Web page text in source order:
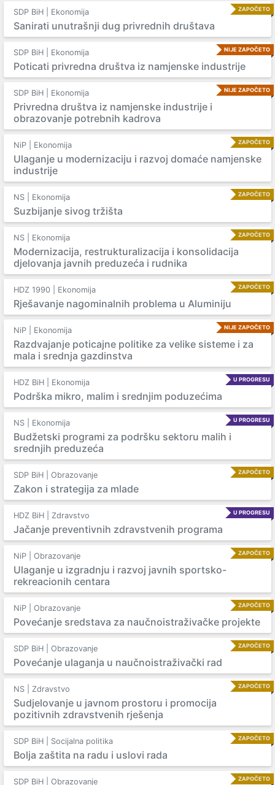
ZAPOČETO
SDP BiH | Ekonomija
Sanirati unutrašnji dug privrednih društava
NIJE ZAPOČETO
SDP BiH | Ekonomija
Poticati privredna društva iz namjenske industrije
NIJE ZAPOČETO
SDP BiH | Ekonomija
Privredna društva iz namjenske industrije i
obrazovanje potrebnih kadrova
ZAPOČETO
NiP | Ekonomija
Ulaganje u modernizaciju i razvoj domaće namjenske
industrije
ZAPOČETO
NS | Ekonomija
Suzbijanje sivog tržišta
ZAPOČETO
NS | Ekonomija
Modernizacija, restrukturalizacija i konsolidacija
djelovanja javnih preduzeća i rudnika
ZAPOČETO
HDZ 1990 | Ekonomija
Rješavanje nagominalnih problema u Aluminiju
NIJE ZAPOČETO
NiP | Ekonomija
Razdvajanje poticajne politike za velike sisteme i za
mala i srednja gazdinstva
U PROGRESU
HDZ BiH | Ekonomija
Podrška mikro, malim i srednjim poduzećima
U PROGRESU
NS | Ekonomija
Budžetski programi za podršku sektoru malih i
srednjih preduzeća
ZAPOČETO
SDP BiH | Obrazovanje
Zakon i strategija za mlade
U PROGRESU
HDZ BiH | Zdravstvo
Jačanje preventivnih zdravstvenih programa
ZAPOČETO
NiP | Obrazovanje
Ulaganje u izgradnju i razvoj javnih sportsko-
rekreacionih centara
ZAPOČETO
NiP | Obrazovanje
Povećanje sredstava za naučnoistraživačke projekte
ZAPOČETO
SDP BiH | Obrazovanje
Povećanje ulaganja u naučnoistraživački rad
ZAPOČETO
NS | Zdravstvo
Sudjelovanje u javnom prostoru i promocija
pozitivnih zdravstvenih rješenja
ZAPOČETO
SDP BiH | Socijalna politika
Bolja zaštita na radu i uslovi rada
ZAPOČETO
SDP BiH | Obrazovanje